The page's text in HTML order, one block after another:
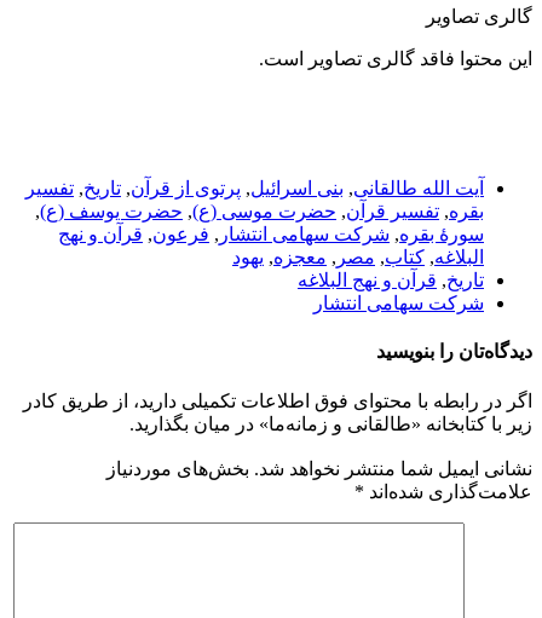
گالری تصاویر
این محتوا فاقد گالری تصاویر است.
آیت الله طالقانی, بنی اسرائیل, پرتوی از قرآن, تاریخ, تفسیر
بقره, تفسیر قرآن, حضرت موسی (ع), حضرت یوسف (ع),
سورهٔ بقره, شرکت سهامی انتشار , فرعون, قرآن و نهج
البلاغه, کتاب, مصر , معجزه, یهود
تاریخ, قرآن و نهج البلاغه
شرکت سهامی انتشار
دیدگاه‌تان را بنویسید
اگر در رابطه با محتوای فوق اطلاعات تکمیلی دارید، از طریق کادر
زیر با کتابخانه «طالقانی و زمانه‌ما» در میان بگذارید.
نشانی ایمیل شما منتشر نخواهد شد. بخش‌های موردنیاز
علامت‌گذاری شده‌اند *